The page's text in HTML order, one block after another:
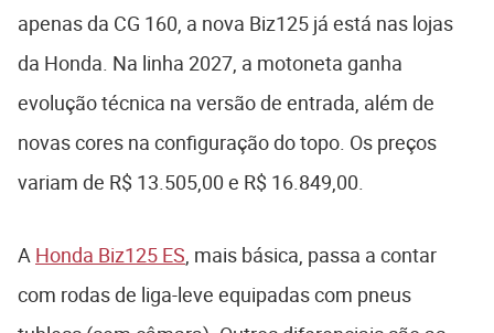
apenas da CG 160, a nova Biz125 já está nas lojas
da Honda. Na linha 2027, a motoneta ganha
evolução técnica na versão de entrada, além de
novas cores na configuração do topo. Os preços
variam de R$ 13.505,00 e R$ 16.849,00.
A Honda Biz125 ES, mais básica, passa a contar
com rodas de liga-leve equipadas com pneus